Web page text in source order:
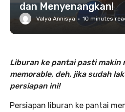
dan Menyenangkan!
Valya Annisya · 10 minutes
Liburan ke pantai pasti makin
memorable, deh, jika sudah
persiapan ini!
Persiapan liburan ke pantai